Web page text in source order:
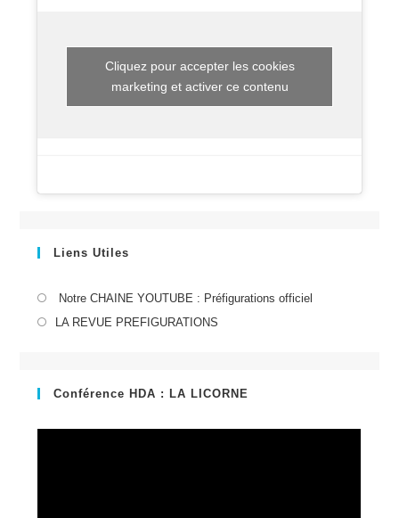
Dimanche
Février
2018,
Cliquez pour accepter les cookies
marketing et activer ce contenu
Liens Utiles
Notre CHAINE YOUTUBE : Préfigurations officiel
LA REVUE PREFIGURATIONS
nouvel
Conférence HDA : LA LICORNE